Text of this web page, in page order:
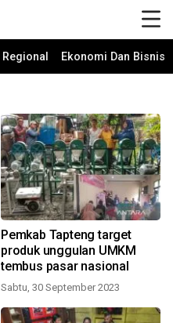
Regional Ekonomi Dan Bisnis
Pemkab Tapteng target
produk unggulan UMKM
tembus pasar nasional
Sabtu, 30 September 2023